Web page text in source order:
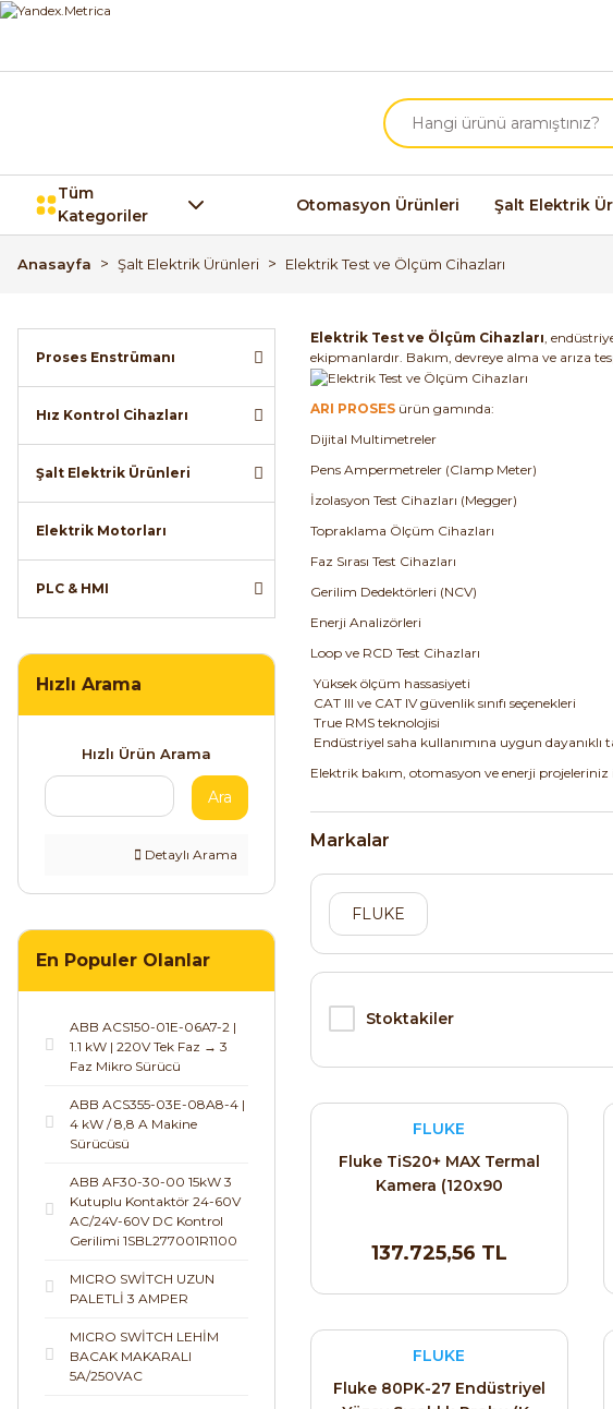
Tüm
Kategoriler
Otomasyon Ürünleri Şalt Elektrik
Anasayfa Şalt Elektrik Ürünleri Elektrik Test ve Ölçüm Cihazları
Proses Enstrümanı
Hız Kontrol Cihazları
Şalt Elektrik Ürünleri
Elektrik Motorları
PLC & HMI
Hızlı Arama
Hızlı Ürün Arama
Ara
Detaylı Arama
En Populer Olanlar
ABB ACS150-01E-06A7-2 |
1.1 kW | 220V Tek Faz → 3
Faz Mikro Sürücü
ABB ACS355-03E-08A8-4 |
4 kW / 8,8 A Makine
Sürücüsü
ABB AF30-30-00 15kW 3
Kutuplu Kontaktör 24-60V
AC/24V-60V DC Kontrol
Gerilimi 1SBL277001R1100
MICRO SWİTCH UZUN
PALETLİ 3 AMPER
MICRO SWİTCH LEHİM
BACAK MAKARALI
5A/250VAC
Elektrik Test ve Ölçüm Cihazları ,
ekipmanlardır. Bakım, devreye alma ve arıza
ARI PROSESürün gamında:
Dijital Multimetreler
Pens Ampermetreler (Clamp Meter)
İzolasyon Test Cihazları (Megger)
Topraklama Ölçüm Cihazları
Faz Sırası Test Cihazları
Gerilim Dedektörleri (NCV)
Enerji Analizörleri
Loop ve RCD Test Cihazları
Yüksek ölçüm hassasiyeti
CAT III ve CAT IV güvenlik sınıfı seçenekleri
True RMS teknolojisi
Endüstriyel saha kullanımına uygun dayanıklı
Elektrik bakım, otomasyon ve enerji
Markalar
FLUKE
Stoktakiler
FLUKE
Fluke TiS20+ MAX Termal
Kamera (120x90
137.725,56 TL
FLUKE
Fluke 80PK-27 Endüstriyel